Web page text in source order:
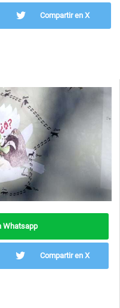
Compartir en X
Whatsapp
Compartir en X